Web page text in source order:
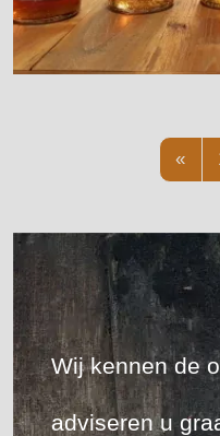
«
Wij kennen de
adviseren u